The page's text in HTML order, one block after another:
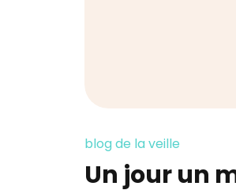
blog de la veille
Un jour un